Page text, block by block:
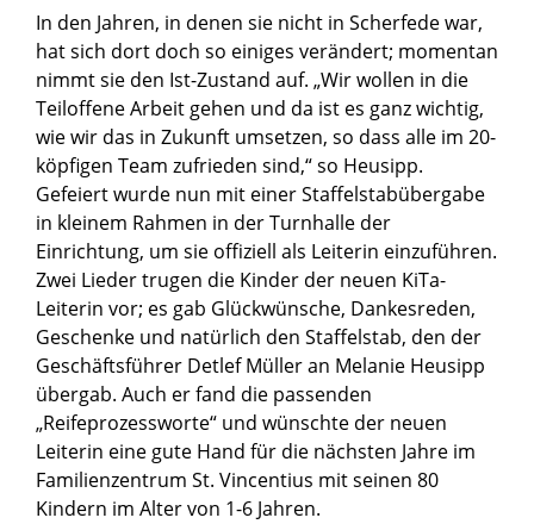
In den Jahren, in denen sie nicht in Scherfede war,
hat sich dort doch so einiges verändert; momentan
nimmt sie den Ist-Zustand auf. „Wir wollen in die
Teiloffene Arbeit gehen und da ist es ganz wichtig,
wie wir das in Zukunft umsetzen, so dass alle im 20-
köpfigen Team zufrieden sind,“ so Heusipp.
Gefeiert wurde nun mit einer Staffelstabübergabe
in kleinem Rahmen in der Turnhalle der
Einrichtung, um sie offiziell als Leiterin einzuführen.
Zwei Lieder trugen die Kinder der neuen KiTa-
Leiterin vor; es gab Glückwünsche, Dankesreden,
Geschenke und natürlich den Staffelstab, den der
Geschäftsführer Detlef Müller an Melanie Heusipp
übergab. Auch er fand die passenden
„Reifeprozessworte“ und wünschte der neuen
Leiterin eine gute Hand für die nächsten Jahre im
Familienzentrum St. Vincentius mit seinen 80
Kindern im Alter von 1-6 Jahren.